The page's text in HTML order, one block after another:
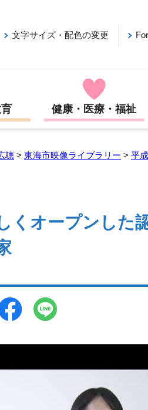
文字サイズ・配色の変更
健康・医療・福祉
聴 > 東海市映像ライブラリー > 平
くオープンした